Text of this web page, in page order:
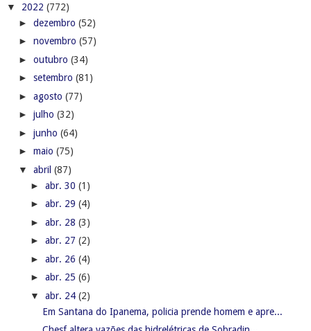
▼ 2022 (772)
► dezembro (52)
► novembro (57)
► outubro (34)
► setembro (81)
► agosto (77)
► julho (32)
► junho (64)
► maio (75)
▼ abril (87)
► abr. 30 (1)
► abr. 29 (4)
► abr. 28 (3)
► abr. 27 (2)
► abr. 26 (4)
► abr. 25 (6)
▼ abr. 24 (2)
Em Santana do Ipanema, policia prende homem e apre...